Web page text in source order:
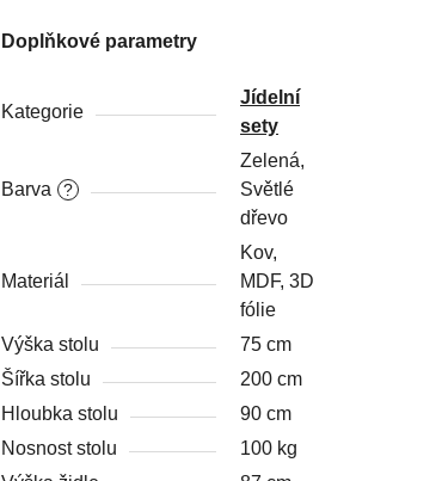
Doplňkové parametry
Kategorie
Jídelní
sety
?
Barva
Zelená,
Světlé
dřevo
Materiál
Kov,
MDF, 3D
fólie
Výška stolu
75 cm
Šířka stolu
200 cm
Hloubka stolu
90 cm
Nosnost stolu
100 kg